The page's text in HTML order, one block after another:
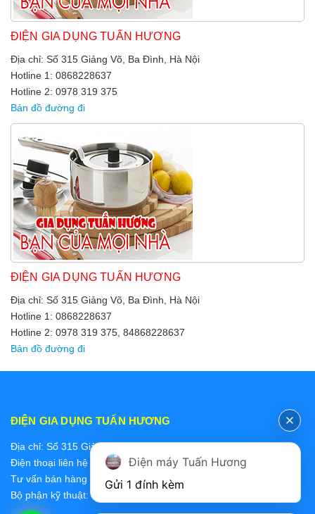
ĐIỆN GIA DỤNG TUẤN HƯƠNG
Địa chỉ: Số 315 Giảng Võ, Ba Đình, Hà Nội
Hotline 1: 0868228637
Hotline 2: 0978 319 375
Bản đồ đường đi
ĐIỆN GIA DỤNG TUẤN HƯƠNG
Địa chỉ: Số 315 Giảng Võ, Ba Đình, Hà Nội
Hotline 1: 0868228637
Hotline 2: 0978 319 375, 84868228637
Bản đồ đường đi
ĐIỆN GIA DỤNG TUẤN HƯƠNG
Địa chỉ: Số 315 Giảng Võ, Ba Đình, Hà Nội
Điện thoại liên hệ các bộ phận:
Tư vấn bán hàng 2: 0868228637
Bộ phận kỹ thuật: 0978 319 375
Điện máy Tuấn Hương
Gửi 1 đính kèm